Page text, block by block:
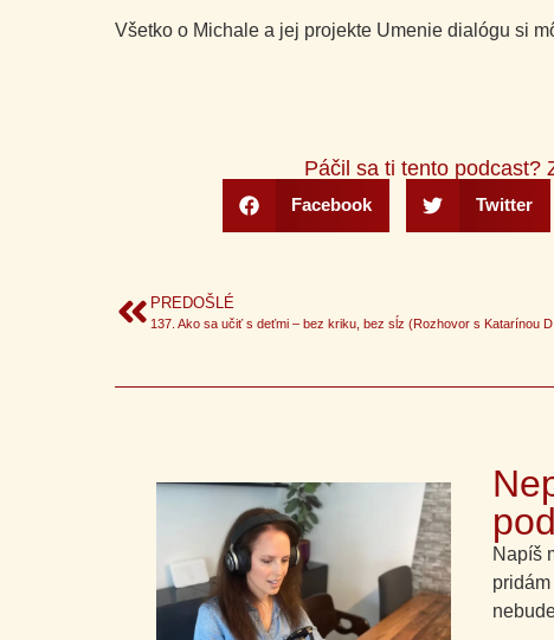
Všetko o Michale a jej projekte Umenie dialógu si
Páčil sa ti tento podcast?
Facebook Twitter
PREDOŠLÉ
Napíš